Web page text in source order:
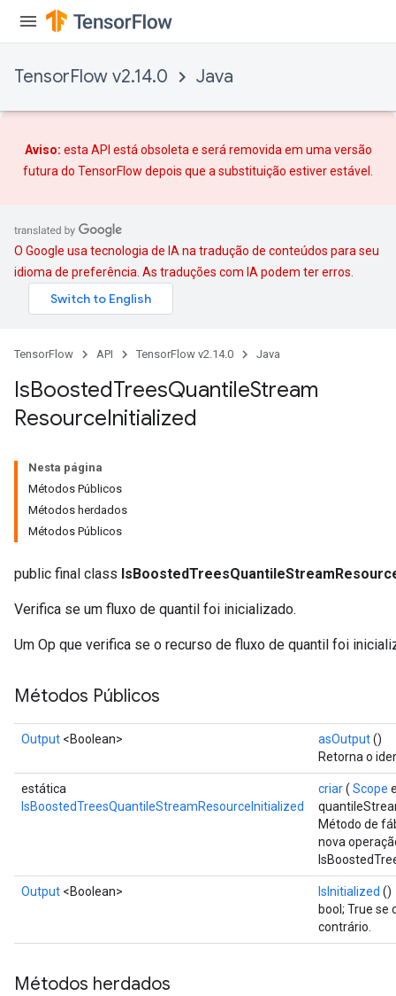
TensorFlow v2.14.0 Java
Aviso: esta API está obsoleta e será removida em uma versão
futura do TensorFlow depois que a substituição estiver estável.
O Google usa tecnologia de IA na tradução de conteúdos para seu
idioma de preferência. As traduções com IA podem ter erros.
TensorFlow API TensorFlow v2.14.0 Java
IsBoostedTreesQuantileStream
ResourceInitialized
Nesta página
Métodos Públicos
Métodos herdados
Métodos Públicos
public final class
Verifica se um fluxo de quantil foi inicializado.
Um Op que verifica se o recurso de fluxo de quantil foi
Métodos Públicos
Output <Boolean> asOutput()
Retorna o
estática
IsBoostedTreesQuantileStreamResourceInitialized
criar( Scope
Método de
nova
Output <Boolean> IsInitialized ()
bool; True se
contrário.
Métodos herdados